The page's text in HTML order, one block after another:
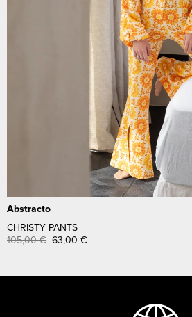
Abstracto
CHRISTY PANTS
105,00€ 63,00 €